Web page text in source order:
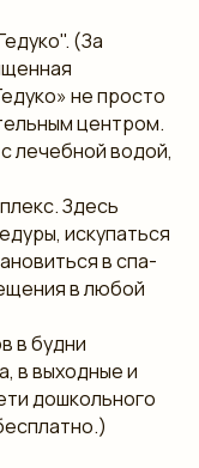
(За
не просто
центром.
лечебной водой,
Здесь
искупаться
в спа-
в любой
в будни
в выходные и
дошкольного